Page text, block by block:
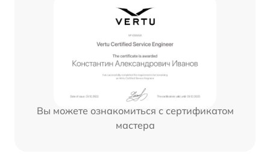
Вы можете ознакомиться с сертификатом
мастера